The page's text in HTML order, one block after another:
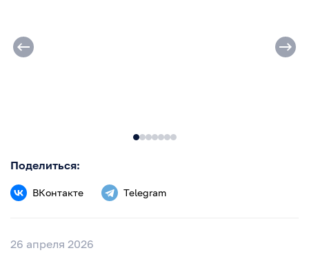
Поделиться:
ВКонтакте Telegram
26 апреля 2026